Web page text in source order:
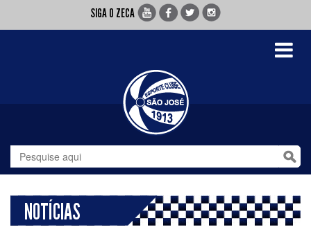
SIGA O ZECA
Toggle
NOTÍCIAS